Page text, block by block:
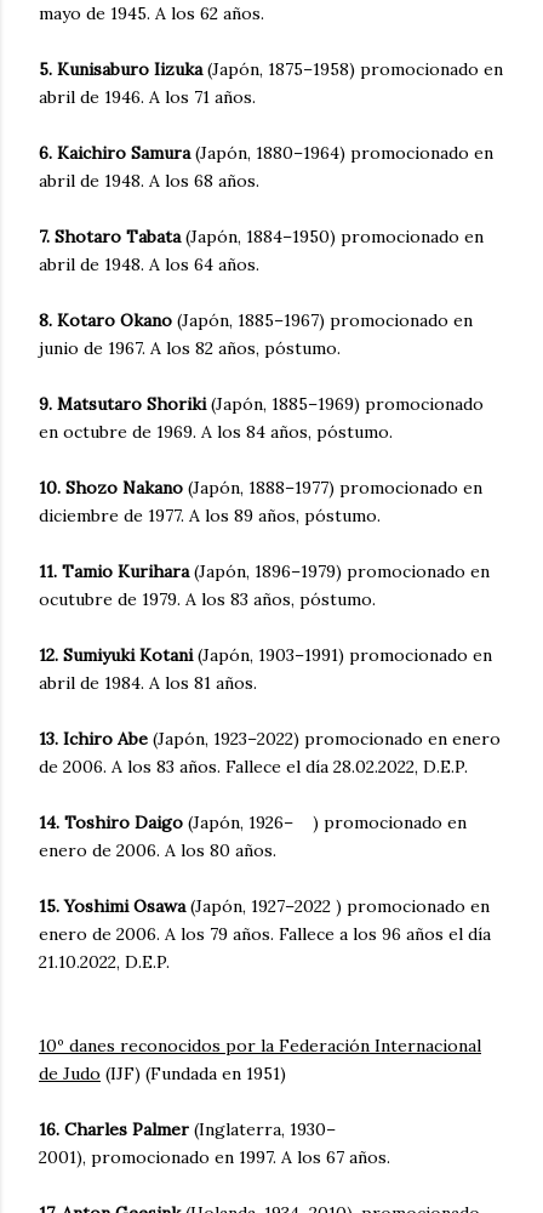
mayo de 1945. A los 62 años.
5. Kunisaburo Iizuka(Japón, 1875–1958) promocionado en
abril de 1946. A los 71 años.
6. Kaichiro Samura(Japón, 1880–1964) promocionado en
abril de 1948. A los 68 años.
7. Shotaro Tabata(Japón, 1884–1950) promocionado en
abril de 1948. A los 64 años.
8. Kotaro Okano (Japón, 1885–1967) promocionado en
junio de 1967. A los 82 años, póstumo.
9. Matsutaro Shoriki(Japón, 1885–1969) promocionado
en octubre de 1969. A los 84 años, póstumo.
10. Shozo Nakano (Japón, 1888–1977) promocionado en
diciembre de 1977. A los 89 años, póstumo.
11. Tamio Kurihara(Japón, 1896–1979) promocionado en
ocutubre de 1979. A los 83 años, póstumo.
12. Sumiyuki Kotani(Japón, 1903–1991) promocionado en
abril de 1984. A los 81 años.
13. Ichiro Abe (Japón, 1923–2022) promocionado en enero
de 2006. A los 83 años. Fallece el día 28.02.2022, D.E.P.
14. Toshiro Daigo (Japón, 1926– ) promocionado en
enero de 2006. A los 80 años.
15. Yoshimi Osawa(Japón, 1927–2022 ) promocionado en
enero de 2006. A los 79 años. Fallece a los 96 años el día
21.10.2022, D.E.P.
10º danes reconocidos por la Federación Internacional
de Judo (IJF) (Fundada en 1951)
16. Charles Palmer (Inglaterra, 1930–
2001), promocionado en 1997. A los 67 años.